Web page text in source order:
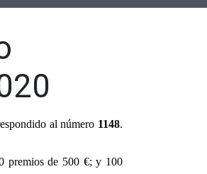
al número 1148.
premios de 500 €; y 100